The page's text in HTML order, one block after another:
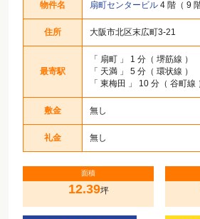
物件名 扇町センタービル 4 階（ 9
住所 大阪市北区末広町3-21
最寄駅
「 扇町 」 1 分（ 堺筋線 ）
「 天満 」 5 分（ 環状線 ）
「 東梅田 」 10 分（ 谷町線
敷金 無し
礼金 無し
面積
12.39坪